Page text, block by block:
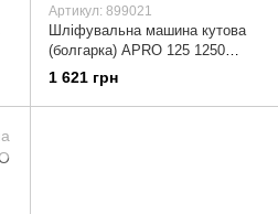
Артикул: 899021
Шліфувальна машина кутова
(болгарка) APRO 125 1250
899021
1 621 грн